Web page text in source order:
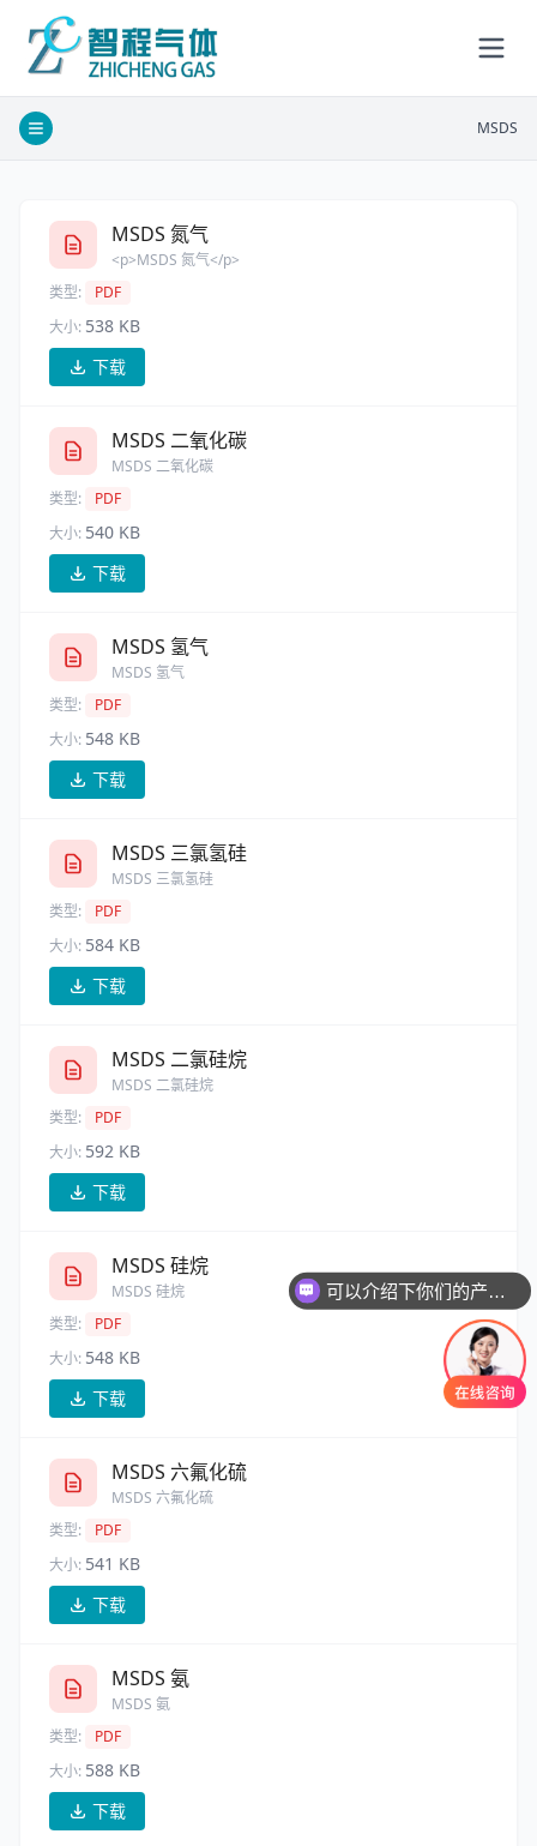
MSDS
MSDS 氮气
<p>MSDS 氮气</p>
类型:
PDF
大小: 538 KB
下载
MSDS 二氧化碳
MSDS 二氧化碳
类型:
PDF
大小: 540 KB
下载
MSDS 氢气
MSDS 氢气
类型:
PDF
大小: 548 KB
下载
MSDS 三氯氢硅
MSDS 三氯氢硅
类型:
PDF
大小: 584 KB
下载
MSDS 二氯硅烷
MSDS 二氯硅烷
类型:
PDF
大小: 592 KB
下载
MSDS 硅烷
MSDS 硅烷
类型:
PDF
大小: 548 KB
下载
MSDS 六氟化硫
MSDS 六氟化硫
类型:
PDF
大小: 541 KB
下载
MSDS 氨
MSDS 氨
类型:
PDF
大小: 588 KB
下载